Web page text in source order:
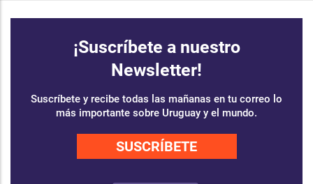
¡Suscríbete a nuestro
Newsletter!
Suscríbete y recibe todas las mañanas en tu correo lo
más importante sobre Uruguay y el mundo.
SUSCRÍBETE